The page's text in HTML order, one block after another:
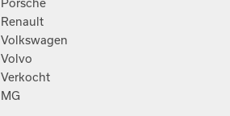
Porsche
Renault
Volkswagen
Volvo
Verkocht
MG